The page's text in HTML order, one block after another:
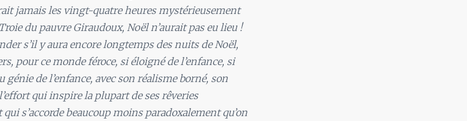
jamais les vingt-quatre heures mystérieusement
du pauvre Giraudoux, Noël n’aurait pas eu lieu !
s’il y aura encore longtemps des nuits de Noël,
pour ce monde féroce, si éloigné de l’enfance, si
génie de l’enfance, avec son réalisme borné, son
qui inspire la plupart de ses rêveries
s’accorde beaucoup moins paradoxalement qu’on